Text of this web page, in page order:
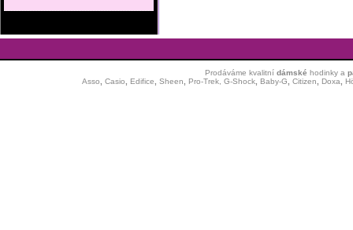
Prodáváme kvalitní dámské hodinkya
Asso
Casio Edifice Sheen Pro-Trek, G-Shock, Baby-G Citizen Doxa